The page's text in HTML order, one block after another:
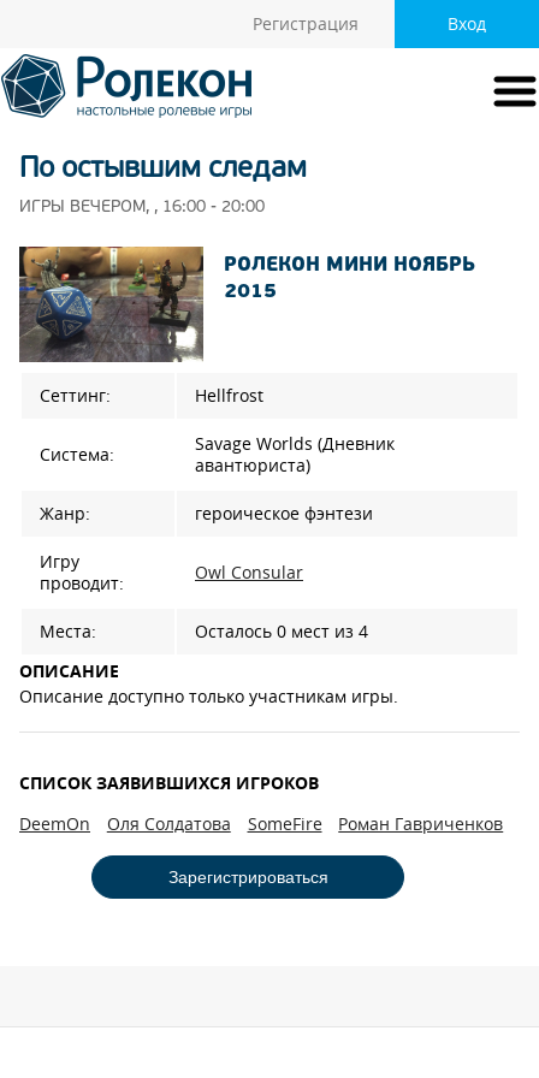
Вход
Регистрация
По остывшим следам
ИГРЫ ВЕЧЕРОМ, , 16:00 - 20:00
РОЛЕКОН МИНИ НОЯБРЬ
2015
Сеттинг: Hellfrost
Система:
Savage Worlds (Дневник
авантюриста)
Жанр: героическое фэнтези
Игру
проводит:
Owl Consular
Места: Осталось 0 мест из 4
ОПИСАНИЕ
Описание доступно только участникам игры.
СПИСОК ЗАЯВИВШИХСЯ ИГРОКОВ
DeemOn Оля Солдатова SomeFire Роман Гавриченков
Зарегистрироваться